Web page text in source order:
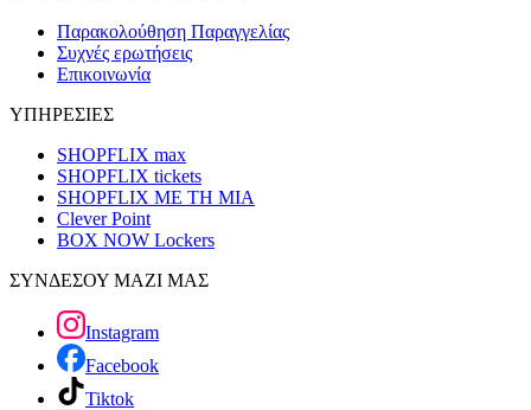
Παρακολούθηση Παραγγελίας
Συχνές ερωτήσεις
Επικοινωνία
ΥΠΗΡΕΣΙΕΣ
SHOPFLIX max
SHOPFLIX tickets
SHOPFLIX ΜΕ ΤΗ ΜΙΑ
Clever Point
BOX NOW Lockers
ΣΥΝΔΕΣΟΥ ΜΑΖΙ ΜΑΣ
Instagram
Facebook
Tiktok